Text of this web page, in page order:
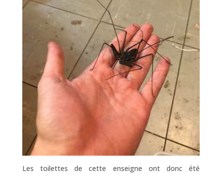
Les toilettes de cette enseigne ont donc été